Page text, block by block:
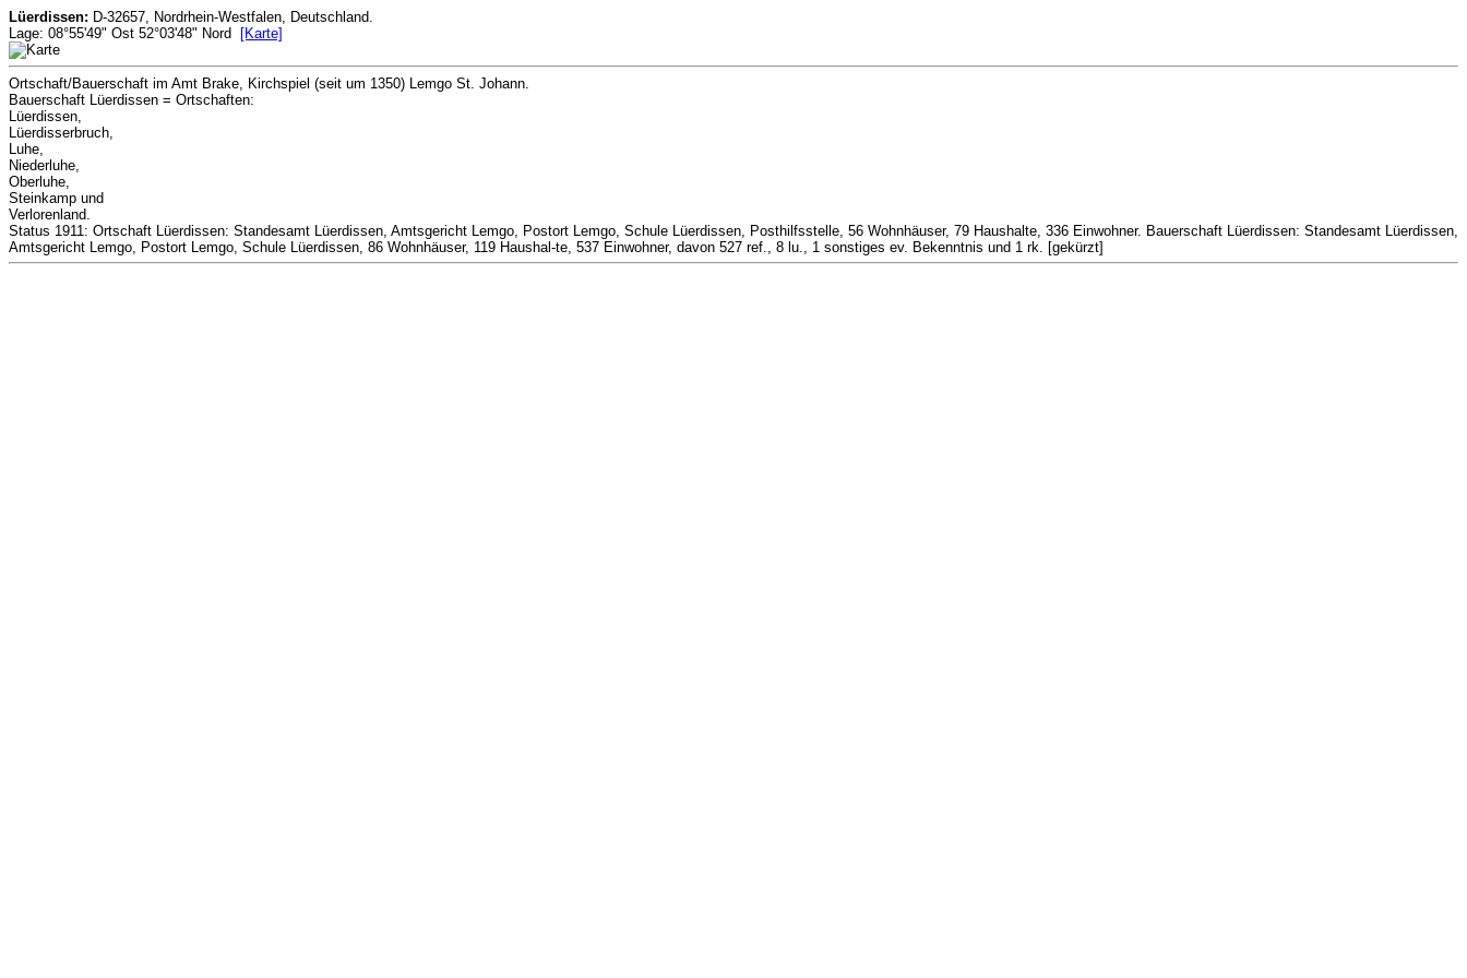
Lüerdissen: D-32657, Nordrhein-Westfalen, Deutschland.
Lage: 08°55'49" Ost 52°03'48" Nord
[Karte]
Ortschaft/Bauerschaft im Amt Brake, Kirchspiel (seit um 1350) Lemgo St. Johann.
Bauerschaft Lüerdissen = Ortschaften:
Lüerdissen,
Lüerdisserbruch,
Luhe,
Niederluhe,
Oberluhe,
Steinkamp und
Verlorenland.
Status 1911: Ortschaft Lüerdissen: Standesamt Lüerdissen, Amtsgericht Lemgo, Postort Lemgo, Schule Lüerdissen, Posthilfsstelle, 56 Wohnhäuser, 79 Haushalte, 336 Einwohner. Bauerschaft Lüerdissen: Standesamt Lüerdissen,
Amtsgericht Lemgo, Postort Lemgo, Schule Lüerdissen, 86 Wohnhäuser, 119 Haushal-te, 537 Einwohner, davon 527 ref., 8 lu., 1 sonstiges ev. Bekenntnis und 1 rk. [gekürzt]